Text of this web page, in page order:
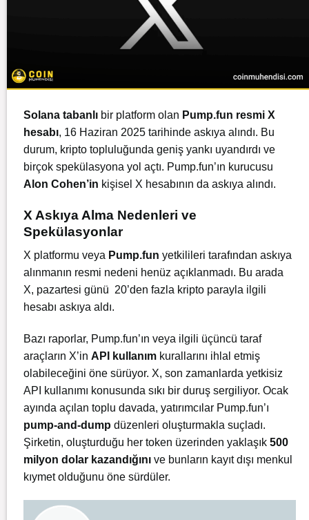
Solana tabanlı bir platform olan Pump.fun resmi X
hesabı, 16 Haziran 2025 tarihinde askıya alındı. Bu
durum, kripto topluluğunda geniş yankı uyandırdı ve
birçok spekülasyona yol açtı. Pump.fun’ın kurucusu
Alon Cohen’in kişisel X hesabının da askıya alındı.
X Askıya Alma Nedenleri ve
Spekülasyonlar
X platformu veya Pump.fun yetkilileri tarafından askıya
alınmanın resmi nedeni henüz açıklanmadı. Bu arada
X, pazartesi günü 20’den fazla kripto parayla ilgili
hesabı askıya aldı.
Bazı raporlar, Pump.fun’ın veya ilgili üçüncü taraf
araçların X’in API kullanım kurallarını ihlal etmiş
olabileceğini öne sürüyor. X, son zamanlarda yetkisiz
API kullanımı konusunda sıkı bir duruş sergiliyor. Ocak
ayında açılan toplu davada, yatırımcılar Pump.fun’ı
pump-and-dump düzenleri oluşturmakla suçladı.
Şirketin, oluşturduğu her token üzerinden yaklaşık 500
milyon dolar kazandığını ve bunların kayıt dışı menkul
kıymet olduğunu öne sürdüler.